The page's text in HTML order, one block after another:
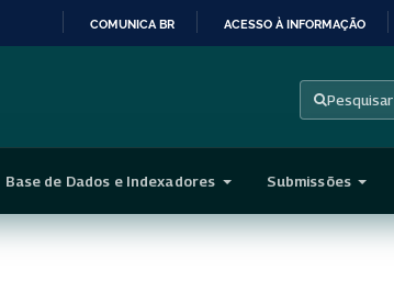
CONTEÚDO
COMUNICA BR ACESSO À INFORMAÇÃO
Pesquisar
Base de Dados e Indexadores Submissões